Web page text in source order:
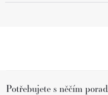
Potřebujete s něčím